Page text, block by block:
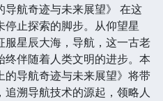
导航奇迹与未来展望》 在这
止探索的脚步。从仰望星
服星辰大海，导航，这一古老
伴随着人类文明的进步。本
的导航奇迹与未来展望》将带
溯导航技术的源起，领略人